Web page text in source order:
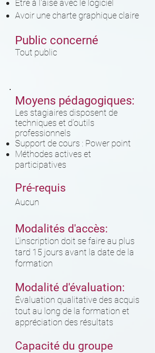
Etre à l'aise avec le logiciel
Avoir une charte graphique claire
Public concerné
Tout public
Moyens pédagogiques:
Les stagiaires disposent de
techniques et d’outils
professionnels
Support de cours : Power point
Méthodes actives et
participatives
Pré-requis
Aucun
Modalités d'accès:
L’inscription doit se faire au plus
tard 15 jours avant la date de la
formation
Modalité d'évaluation:
Évaluation qualitative des acquis
tout au long de la formation et
appréciation des résultats
Capacité du groupe